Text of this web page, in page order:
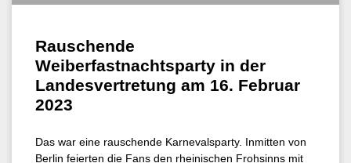
Rauschende
Weiberfastnachtsparty in der
Landesvertretung am 16. Februar
2023
Das war eine rauschende Karnevalsparty. Inmitten von
Berlin feierten die Fans den rheinischen Frohsinns mit